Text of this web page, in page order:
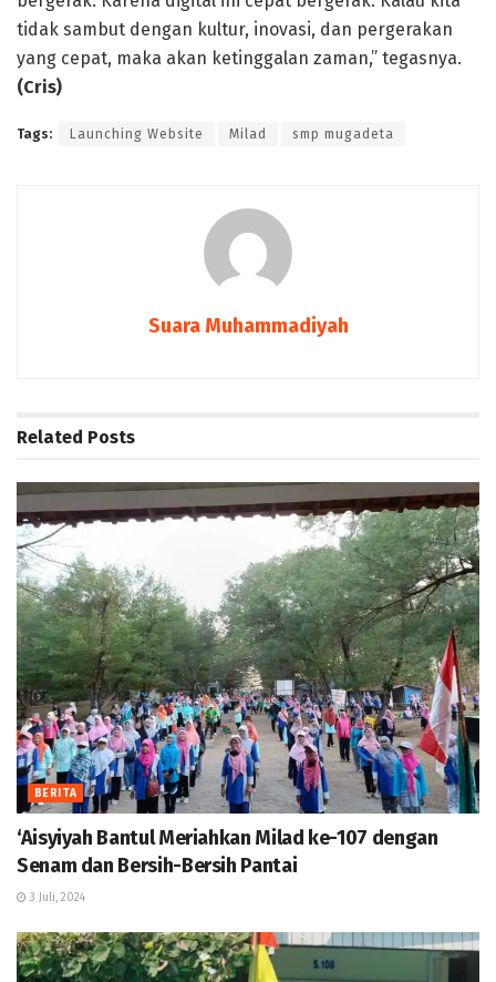
tidak sambut dengan kultur, inovasi, dan pergerakan
yang cepat, maka akan ketinggalan zaman,” tegasnya.
(Cris)
Tags: Launching Website Milad smp mugadeta
Suara Muhammadiyah
Related Posts
BERITA
‘Aisyiyah Bantul Meriahkan Milad ke-107 dengan
Senam dan Bersih-Bersih Pantai
3 Juli, 2024